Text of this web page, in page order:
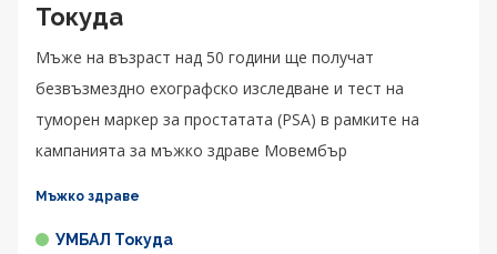
Токуда
Мъже на възраст над 50 години ще получат
безвъзмездно ехографско изследване и тест на
туморен маркер за простатата (PSA) в рамките на
кампанията за мъжко здраве Мовембър
Мъжко здраве
УМБАЛ Токуда